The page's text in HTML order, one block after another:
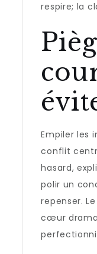
respire; la
Empiler les
conflit
hasard,
polir un
repenser.
cœur